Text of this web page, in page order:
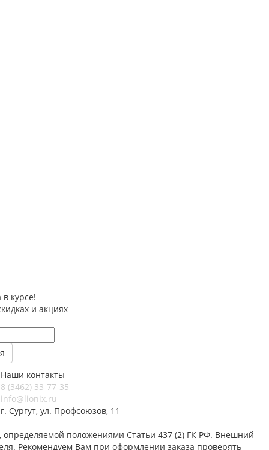
в курсе!
и акциях
Наши контакты
8 (3462) 33-77-35
info@lionix.ru
г. Сургут, ул. Профсоюзов, 11
положениями Статьи 437 (2) ГК РФ. Внешний
Рекомендуем Вам при оформлении заказа проверять